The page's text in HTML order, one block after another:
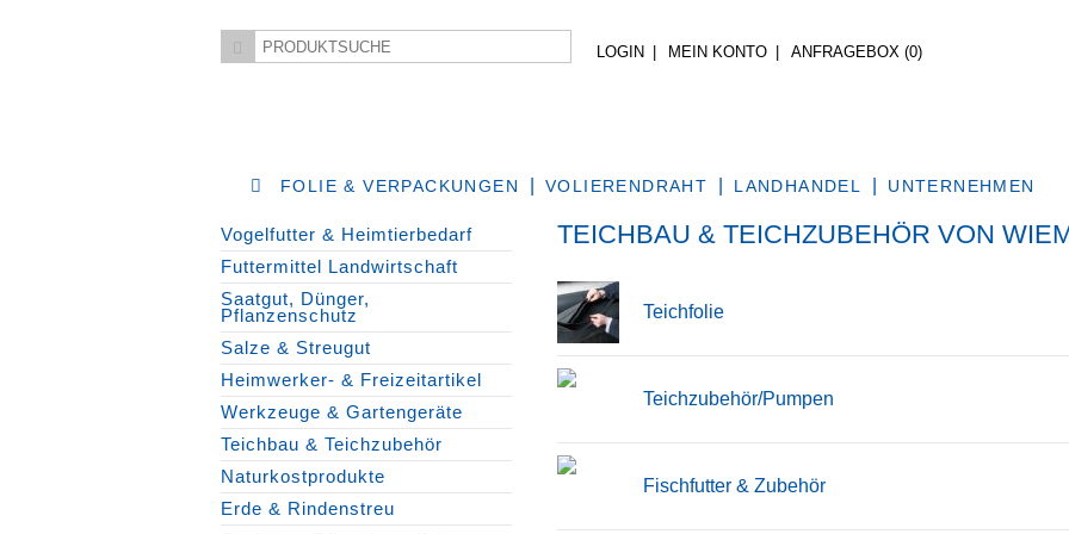
LOGIN MEIN KONTO ANFRAGEBOX (0)
FOLIE & VERPACKUNGEN VOLIERENDRAHT LANDHANDEL UNTERNEHMEN
Vogelfutter & Heimtierbedarf
Futtermittel Landwirtschaft
Saatgut, Dünger,
Pflanzenschutz
Salze & Streugut
Heimwerker- & Freizeitartikel
Werkzeuge & Gartengeräte
Teichbau & Teichzubehör
Naturkostprodukte
Erde & Rindenstreu
TEICHBAU & TEICHZUBEHÖR VON
Teichfolie
Teichzubehör/Pumpen
Fischfutter & Zubehör